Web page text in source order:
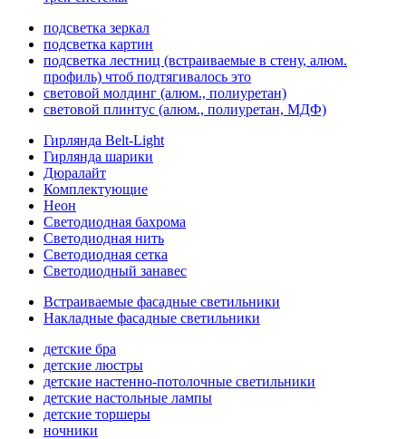
подсветка зеркал
подсветка картин
подсветка лестниц (встраиваемые в стену, алюм.
профиль) чтоб подтягивалось это
световой молдинг (алюм., полиуретан)
световой плинтус (алюм., полиуретан, МДФ)
Гирлянда Belt-Light
Гирлянда шарики
Дюралайт
Комплектующие
Неон
Светодиодная бахрома
Светодиодная нить
Светодиодная сетка
Светодиодный занавес
Встраиваемые фасадные светильники
Накладные фасадные светильники
детские бра
детские люстры
детские настенно-потолочные светильники
детские настольные лампы
детские торшеры
ночники